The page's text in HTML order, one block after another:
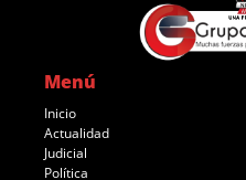
Menú
Inicio
Actualidad
Judicial
Política